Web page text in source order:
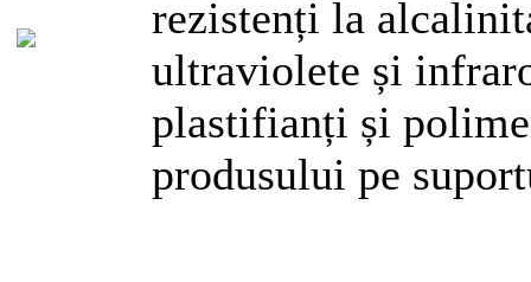
rezistenți la
ultraviolete și
plastifianți și
produsului pe